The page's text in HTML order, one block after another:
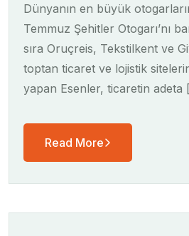
Dünyanın en büyük
Temmuz Şehitler Otogarı’nı
sıra Oruçreis, Tekstilkent ve
toptan ticaret ve lojistik
yapan Esenler, ticaretin adeta
Read More